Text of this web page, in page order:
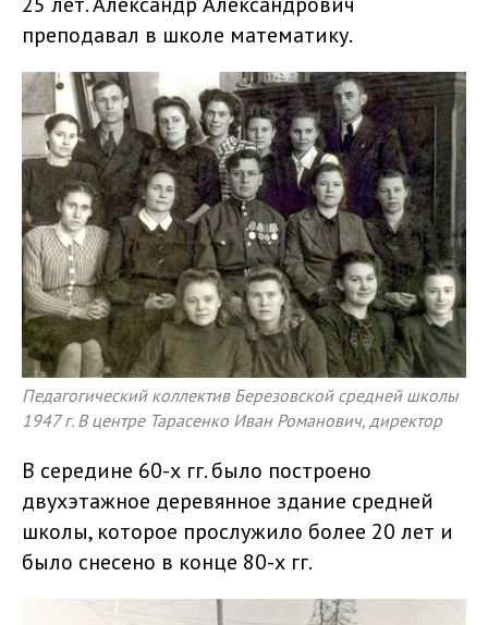
преподавал в школе математику.
Педагогический коллектив Березовской средней школы
1947 г. В центре Тарасенко Иван Романович, директор
В середине 60-х гг. было построено
двухэтажное деревянное здание средней
школы, которое прослужило более 20 лет и
было снесено в конце 80-х гг.